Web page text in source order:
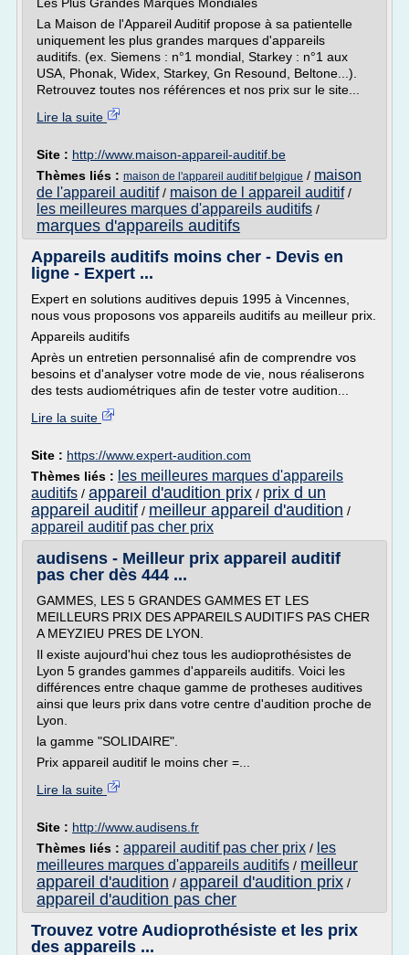
La Maison de l'Appareil Auditif propose à sa patientelle
uniquement les plus grandes marques d'appareils
auditifs. (ex. Siemens : n°1 mondial, Starkey : n°1 aux
USA, Phonak, Widex, Starkey, Gn Resound, Beltone...).
Retrouvez toutes nos références et nos prix sur le site...
Lire la suite
Site : http://www.maison-appareil-auditif.be
Thèmes liés : maison de l'appareil auditif belgique / maison
de l'appareil auditif/ maison de l appareil auditif/
les meilleures marques d'appareils auditifs /
marques d'appareils auditifs
Appareils auditifs moins cher - Devis en
ligne - Expert ...
Expert en solutions auditives depuis 1995 à Vincennes,
nous vous proposons vos appareils auditifs au meilleur prix.
Appareils auditifs
Après un entretien personnalisé afin de comprendre vos
besoins et d'analyser votre mode de vie, nous réaliserons
des tests audiométriques afin de tester votre audition...
Lire la suite
Site : https://www.expert-audition.com
Thèmes liés : les meilleures marques d'appareils
auditifs / appareil d'audition prix / prix d un
appareil auditif / meilleur appareil d'audition /
appareil auditif pas cher prix
audisens - Meilleur prix appareil auditif
pas cher dès 444 ...
GAMMES, LES 5 GRANDES GAMMES ET LES
MEILLEURS PRIX DES APPAREILS AUDITIFS PAS CHER
A MEYZIEU PRES DE LYON.
Il existe aujourd'hui chez tous les audioprothésistes de
Lyon 5 grandes gammes d'appareils auditifs. Voici les
différences entre chaque gamme de protheses auditives
ainsi que leurs prix dans votre centre d'audition proche de
Lyon.
la gamme "SOLIDAIRE".
Prix appareil auditif le moins cher =...
Lire la suite
Site : http://www.audisens.fr
Thèmes liés : appareil auditif pas cher prix / les
meilleures marques d'appareils auditifs / meilleur
appareil d'audition / appareil d'audition prix /
appareil d'audition pas cher
Trouvez votre Audioprothésiste et les prix
des appareils ...